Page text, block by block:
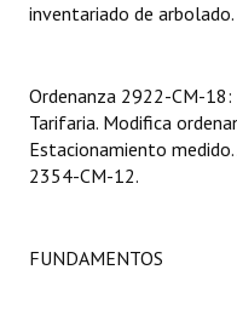
Comunicaciones
Declaraciones
inventariado de arbolado.
Ordenanza 2922-CM-
Tarifaria. Modifica
Estacionamiento
2354-CM-12.
FUNDAMENTOS